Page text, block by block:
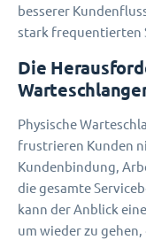
besserer
stark frequentierten
Die
Physische
frustrieren Kunden
Kundenbindung,
die gesamte
kann der Anblick
um wieder zu